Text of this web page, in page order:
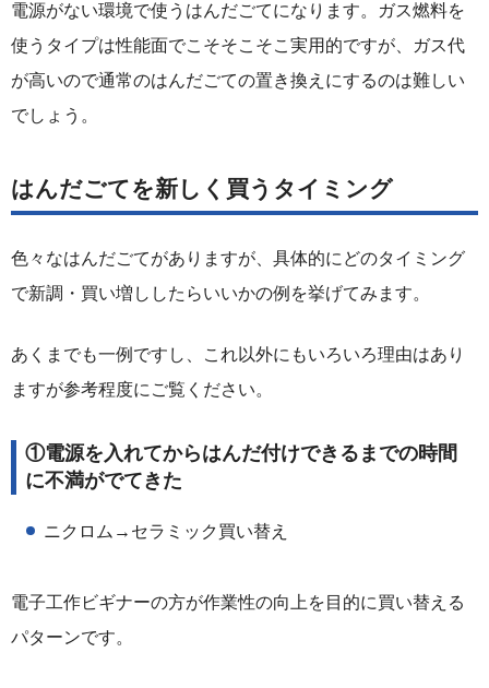
電源がない環境で使うはんだごてになります。ガス燃料を
使うタイプは性能面でこそそこそこ実用的ですが、ガス代
が高いので通常のはんだごての置き換えにするのは難しい
でしょう。
はんだごてを新しく買うタイミング
色々なはんだごてがありますが、具体的にどのタイミング
で新調・買い増ししたらいいかの例を挙げてみます。
あくまでも一例ですし、これ以外にもいろいろ理由はあり
ますが参考程度にご覧ください。
①電源を入れてからはんだ付けできるまでの時間
に不満がでてきた
ニクロム→セラミック買い替え
電子工作ビギナーの方が作業性の向上を目的に買い替える
パターンです。